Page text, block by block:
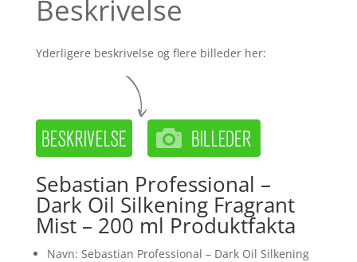
Beskrivelse
Yderligere beskrivelse og flere billeder her:
Sebastian Professional –
Dark Oil Silkening Fragrant
Mist – 200 ml Produktfakta
Navn: Sebastian Professional – Dark Oil Silkening